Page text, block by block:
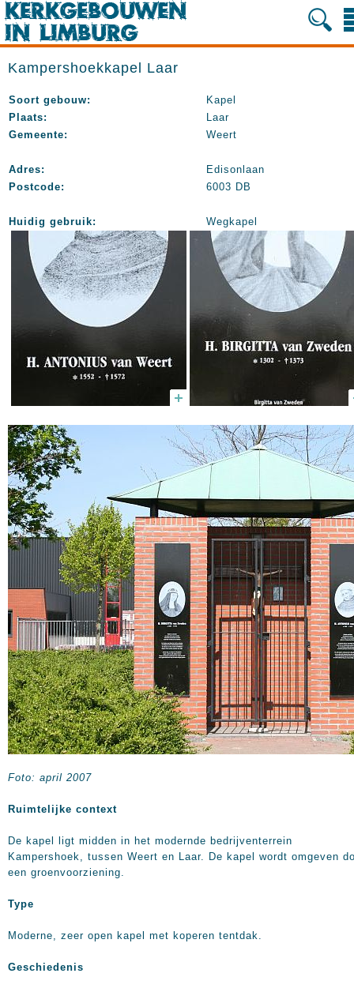
Kampershoekkapel Laar
Soort gebouw:
Kapel
Plaats:
Laar
Gemeente:
Weert
Adres:
Edisonlaan
Postcode:
6003 DB
Huidig gebruik: Wegkapel
Foto: april 2007
Ruimtelijke context
De kapel ligt midden in het modernde bedrijventerrein
Kampershoek, tussen Weert en Laar. De kapel wordt omgeven
een groenvoorziening.
Type
Moderne, zeer open kapel met koperen tentdak.
Geschiedenis